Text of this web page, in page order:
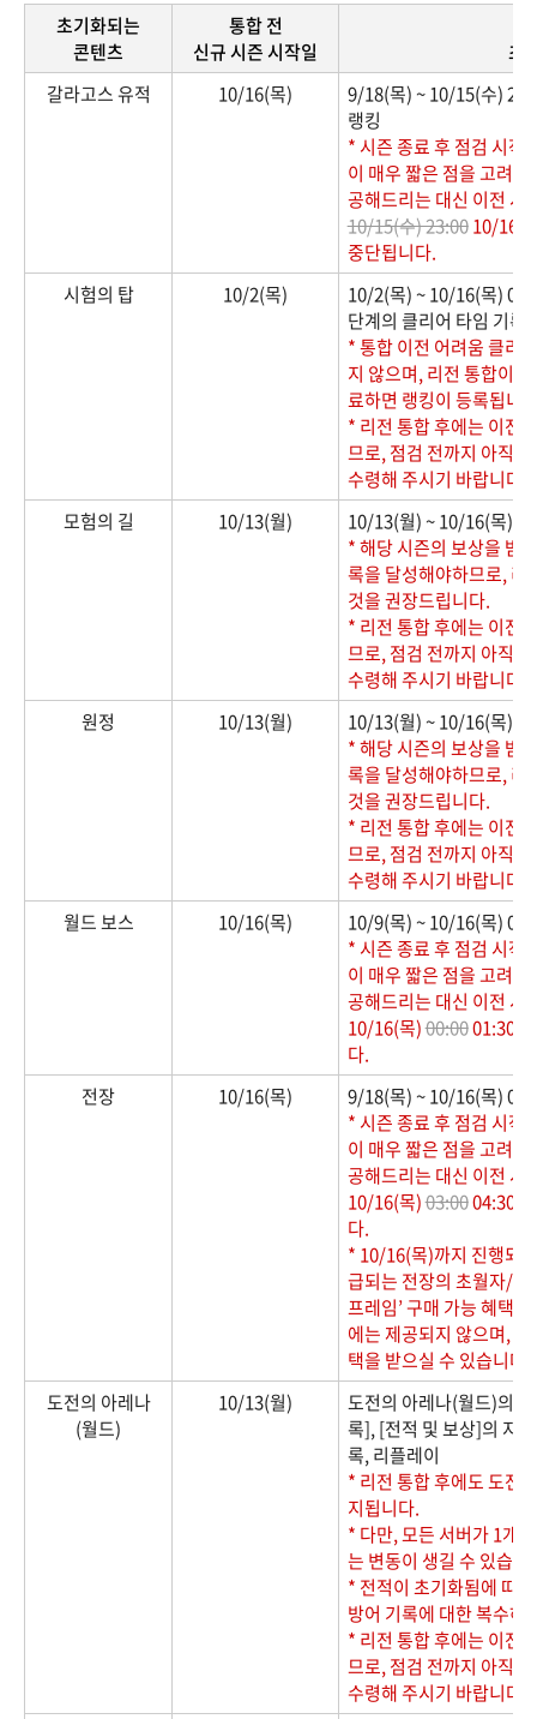
초기화되는
콘텐츠
통합 전
신규 시즌 시작일
초
갈라고스 유적
10/16(목)
9/18(목) ~ 10/15(수)
랭킹
* 시즌 종료 후 점검 시작
이 매우 짧은 점을 고려
공해드리는 대신 이전 시
10/15(수) 23:0010/16(
중단됩니다.
시험의 탑
10/2(목)
10/2(목) ~ 10/16(목)
단계의 클리어 타임 기록
* 통합 이전 어려움 클리
지 않으며, 리전 통합이
료하면 랭킹이 등록됩니
* 리전 통합 후에는 이전
므로, 점검 전까지 아직
수령해 주시기 바랍니다.
모험의 길
10/13(월)
10/13(월) ~ 10/16(목)
* 해당 시즌의 보상을 받
록을 달성해야하므로, 리
것을 권장드립니다.
* 리전 통합 후에는 이전
므로, 점검 전까지 아직
수령해 주시기 바랍니다.
원정
10/13(월)
10/13(월) ~ 10/16(목)
* 해당 시즌의 보상을 받
록을 달성해야하므로, 리
것을 권장드립니다.
* 리전 통합 후에는 이전
므로, 점검 전까지 아직
수령해 주시기 바랍니다.
월드 보스
10/16(목)
10/9(목) ~ 10/16(목)
* 시즌 종료 후 점검 시작
이 매우 짧은 점을 고려
공해드리는 대신 이전 시
10/16(목)00:00
다.
전장
10/16(목)
9/18(목) ~ 10/16(목)
* 시즌 종료 후 점검 시작
이 매우 짧은 점을 고려
공해드리는 대신 이전 시
10/16(목)03:00
다.
* 10/16(목)까지 진행되
급되는 전장의 초월자/지
프레임’ 구매 가능 혜택
에는 제공되지 않으며,
택을 받으실 수 있습니다.
도전의 아레나
(월드)
10/13(월)
도전의 아레나(월드)의 [
록], [전적 및 보상]의 지
록, 리플레이
* 리전 통합 후에도 도전
지됩니다.
* 다만, 모든 서버가 1개
는 변동이 생길 수 있습니
* 전적이 초기화됨에 따
방어 기록에 대한 복수하
* 리전 통합 후에는 이전
므로, 점검 전까지 아직
수령해 주시기 바랍니다.